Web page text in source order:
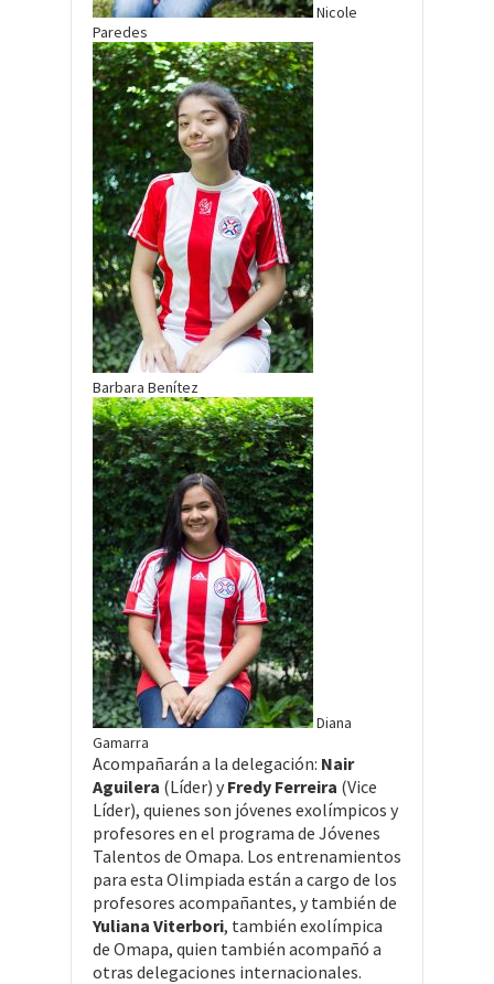
Nicole
Paredes
Barbara Benítez
Diana
Gamarra
Acompañarán a la delegación: Nair
Aguilera (Líder) y Fredy Ferreira (Vice
Líder), quienes son jóvenes exolímpicos y
profesores en el programa de Jóvenes
Talentos de Omapa. Los entrenamientos
para esta Olimpiada están a cargo de los
profesores acompañantes, y también de
Yuliana Viterbori, también exolímpica
de Omapa, quien también acompañó a
otras delegaciones internacionales.